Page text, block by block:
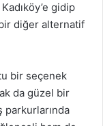
gidip
bir diğer alternatif
bir seçenek
da güzel bir
parkurlarında